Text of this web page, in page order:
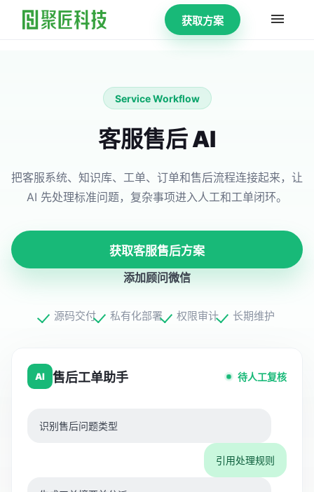
获取方案
Service Workflow
客服售后 AI
把客服系统、知识库、工单、订单和售后流程连接起来，让
AI 先处理标准问题，复杂事项进入人工和工单闭环。
获取客服售后方案
添加顾问微信
源码交付 私有化部署 权限审计 长期维护
AI 售后工单助手 待人工复核
识别售后问题类型
引用处理规则